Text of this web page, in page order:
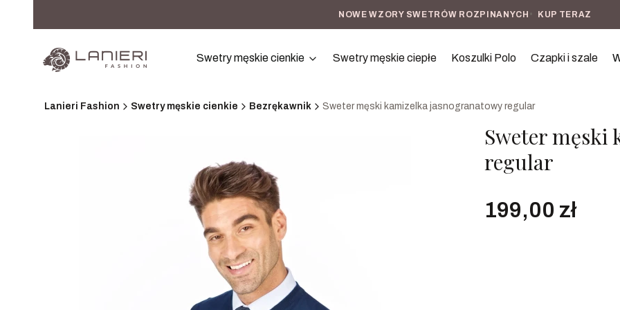
NOWE WZORY SWETRÓW ROZPINANYCH • KUP TERAZ
Swetry męskie cienkie Swetry męskie ciepłe Koszulki Polo Czapki i szale
Lanieri Fashion Swetry męskie cienkie Bezrękawnik Sweter męski kamizelka jasnogranatowy regular
Sweter męski
regular
Cena
199,00 zł